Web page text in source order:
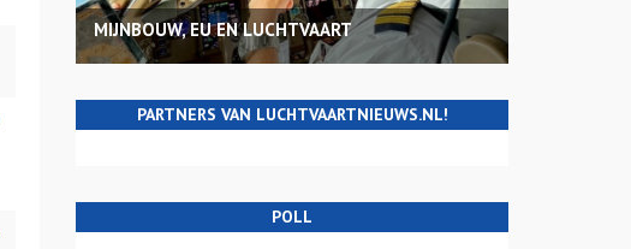
MIJNBOUW, EU EN LUCHTVAART
PARTNERS VAN LUCHTVAARTNIEUWS.NL!
POLL